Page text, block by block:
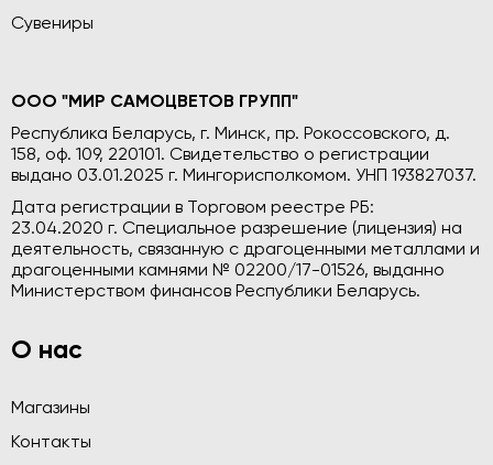
Сувениры
ООО "МИР САМОЦВЕТОВ ГРУПП"
Республика Беларусь, г. Минск, пр. Рокоссовского, д.
158, оф. 109, 220101. Свидетельство о регистрации
выдано 03.01.2025 г. Мингорисполкомом. УНП 193827037.
Дата регистрации в Торговом реестре РБ:
23.04.2020 г. Специальное разрешение (лицензия) на
деятельность, связанную с драгоценными металлами и
драгоценными камнями № 02200/17-01526, выданно
Министерством финансов Республики Беларусь.
О нас
Магазины
Контакты